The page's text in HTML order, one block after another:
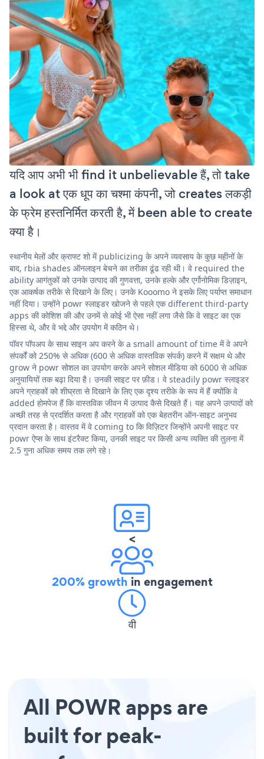
यदि आप अभी भी find it unbelievable हैं, तो take
a look at एक धूप का चश्मा कंपनी, जो creates लकड़ी
के फ्रेम हस्तनिर्मित करती है, में been able to create
क्या है।
स्थानीय मेलों और क्राफ्ट शो में publicizing के अपने व्यवसाय के कुछ महीनों के
बाद, rbia shades ऑनलाइन बेचने का तरीका ढूंढ रही थी। वे required the
ability आगंतुकों को उनके उत्पाद की गुणवत्ता, उनके हल्के और एर्गोनोमिक डिज़ाइन,
एक आकर्षक तरीके से दिखाने के लिए। उनके Kooomo ने इसके लिए पर्याप्त समाधान
नहीं दिया। उन्होंने powr स्लाइडर खोजने से पहले एक different third-party
apps की कोशिश की और उनमें से कोई भी ऐसा नहीं लगा जैसे कि वे साइट का एक
हिस्सा थे, और वे भद्दे और उपयोग में कठिन थे।
पॉवर पॉपअप के साथ साइन अप करने के a small amount of time में वे अपने
संपर्कों को 250% से अधिक (600 से अधिक वास्तविक संपर्क) करने में सक्षम थे और
grow ने powr सोशल का उपयोग करके अपने सोशल मीडिया को 6000 से अधिक
अनुयायियों तक बढ़ा दिया है। उनकी साइट पर फ़ीड। वे steadily powr स्लाइडर
अपने ग्राहकों को शीघ्रता से दिखाने के लिए एक दृश्य तरीके के रूप में हैं क्योंकि वे
added होमपेज हैं कि वास्तविक जीवन में उत्पाद कैसे दिखते हैं। यह अपने उत्पादों को
अच्छी तरह से प्रदर्शित करता है और ग्राहकों को एक बेहतरीन ऑन-साइट अनुभव
प्रदान करता है। वास्तव में वे coming to कि विज़िटर जिन्होंने अपनी साइट पर
powr ऐप्स के साथ इंटरैक्ट किया, उनकी साइट पर किसी अन्य व्यक्ति की तुलना में
2.5 गुना अधिक समय तक लगे रहे।
<
200% growth in engagement
वी
All POWR apps are
built for peak-